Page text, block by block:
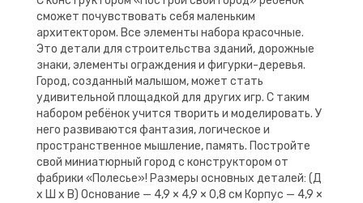
сможет почувствовать себя маленьким
архитектором. Все элементы набора красочные.
Это детали для строительства зданий, дорожные
знаки, элементы ограждения и фигурки-деревья.
Город, созданный малышом, может стать
удивительной площадкой для других игр. С таким
набором ребёнок учится творить и моделировать. У
него развиваются фантазия, логическое и
пространственное мышление, память. Постройте
свой миниатюрный город с конструктором от
фабрики «Полесье»! Размеры основных деталей: (Д
х Ш х В) Основание — 4,9 × 4,9 × 0,8 см Корпус — 4,9 ×